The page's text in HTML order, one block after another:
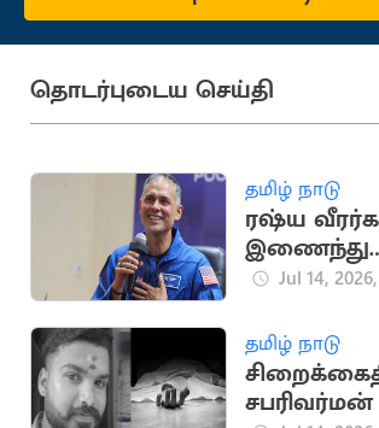
தொடர்புடைய செய்தி
தமிழ் நாடு
ரஷ்ய
இணைந்து
விண்வெளி
மேனன்
Jul 14,
தமிழ் நாடு